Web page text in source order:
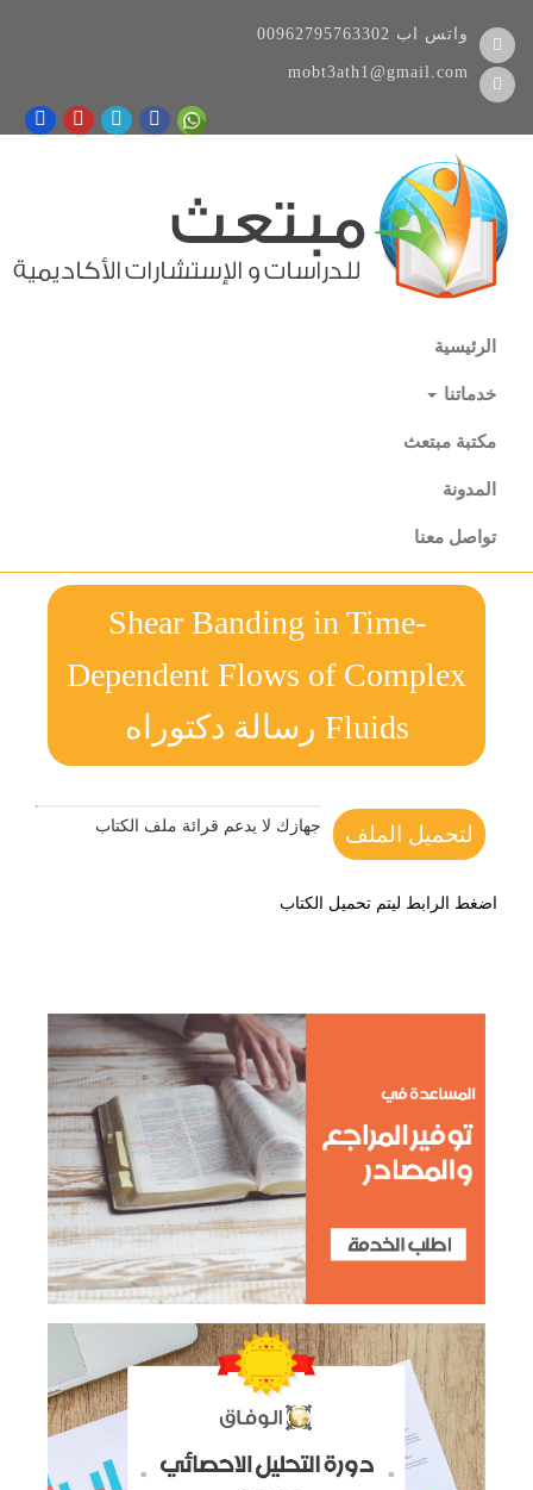
00962795763302 واتس اب
mobt3ath1@gmail.com
الرئيسية
خدماتنا
مكتبة مبتعث
المدونة
تواصل معنا
Shear Banding in Time-
Dependent Flows of Complex
Fluids رسالة دكتوراه
لتحميل الملف جهازك لا يدعم قرائة ملف الكتاب
اضغط الرابط ليتم تحميل الكتاب